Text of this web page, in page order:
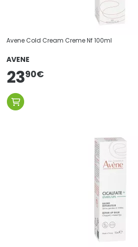
Avene Cold Cream Creme Nf 100ml
AVENE
2390€